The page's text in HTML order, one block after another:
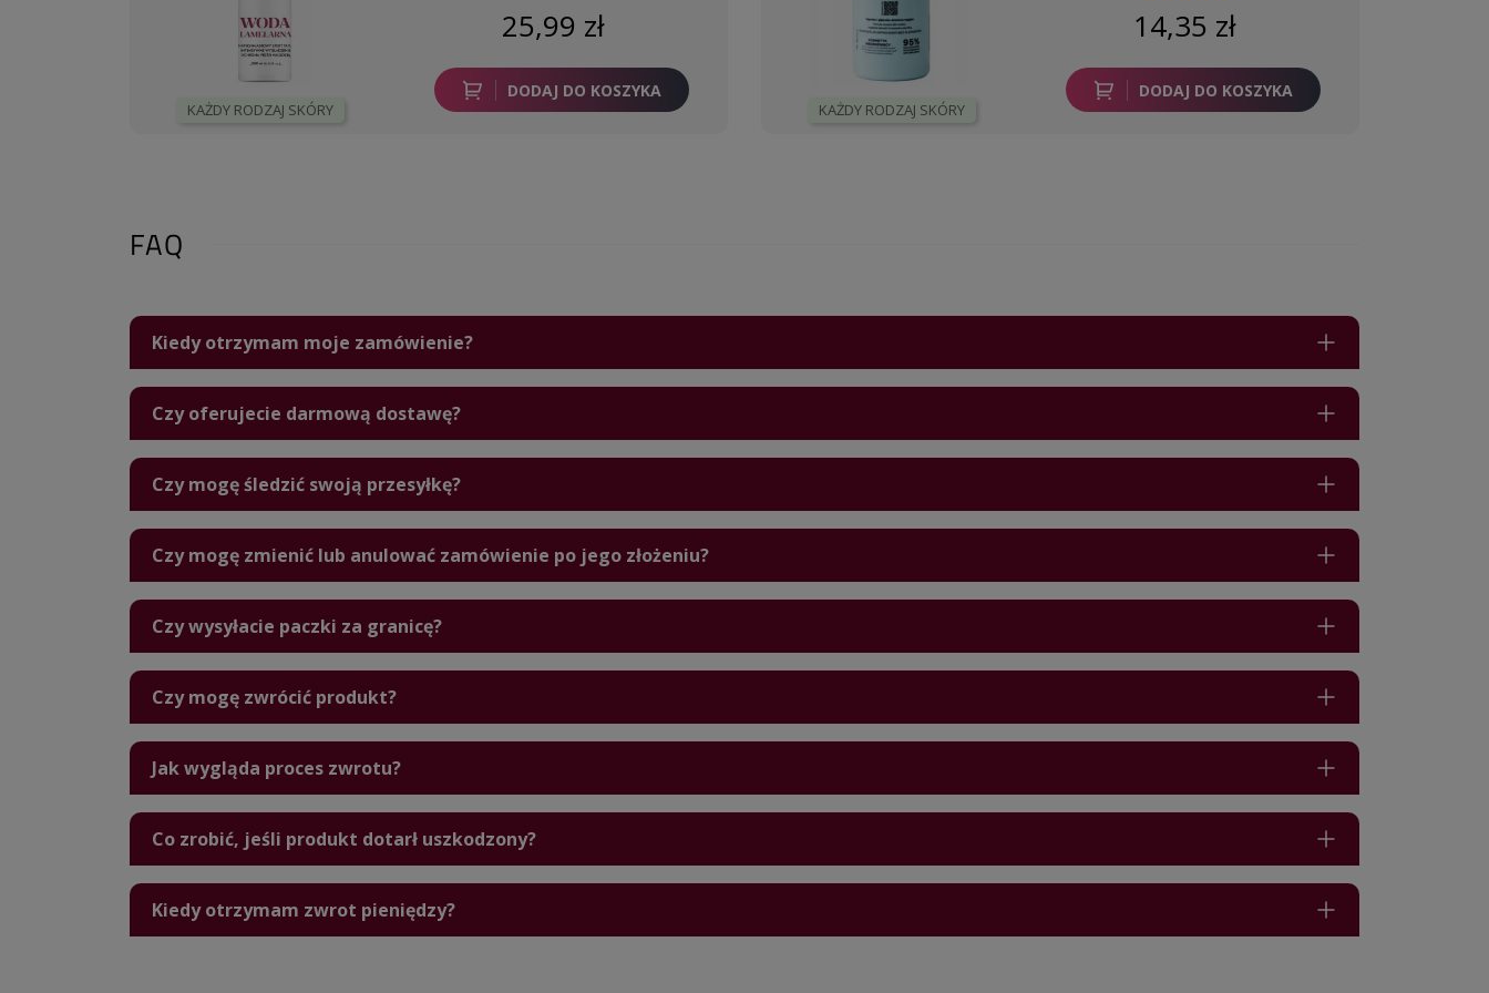
KAŻDY RODZAJ SKÓRY
25,99 zł
DODAJ DO KOSZYKA
KAŻDY RODZAJ SKÓRY
14,35 zł
DODAJ DO KOSZYKA
FAQ
Kiedy otrzymam moje zamówienie?
Czy oferujecie darmową dostawę?
Czy mogę śledzić swoją przesyłkę?
Czy mogę zmienić lub anulować zamówienie po jego złożeniu?
Czy wysyłacie paczki za granicę?
Czy mogę zwrócić produkt?
Jak wygląda proces zwrotu?
Co zrobić, jeśli produkt dotarł uszkodzony?
Kiedy otrzymam zwrot pieniędzy?